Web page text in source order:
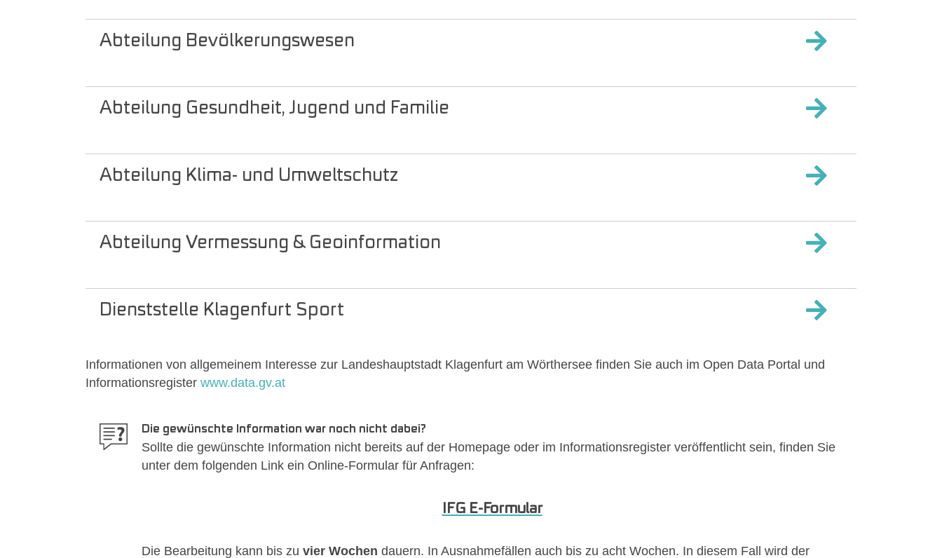
Abteilung Bevölkerungswesen
Abteilung Gesundheit, Jugend und Familie
Abteilung Klima- und Umweltschutz
Abteilung Vermessung & Geoinformation
Dienststelle Klagenfurt Sport
Informationen von allgemeinem Interesse zur Landeshauptstadt Klagenfurt am Wörthersee finden Sie auch im Open Data Portal und
Informationsregister www.data.gv.at
Die gewünschte Information war noch nicht dabei?
Sollte die gewünschte Information nicht bereits auf der Homepage oder im Informationsregister veröffentlicht sein, finden Sie
unter dem folgenden Link ein Online-Formular für Anfragen:
IFG E-Formular
Die Bearbeitung kann bis zu vier Wochen dauern. In Ausnahmefällen auch bis zu acht Wochen. In diesem Fall wird der